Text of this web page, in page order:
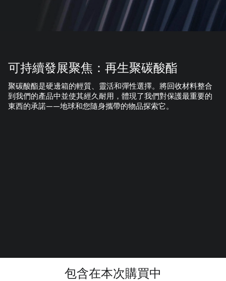
可持續發展聚焦：再生聚碳酸酯
聚碳酸酯是硬邊箱的輕質、靈活和彈性選擇。將回收材料整合
到我們的產品中並使其經久耐用，體現了我們對保護最重要的
東西的承諾——地球和您隨身攜帶的物品探索它。
包含在本次購買中